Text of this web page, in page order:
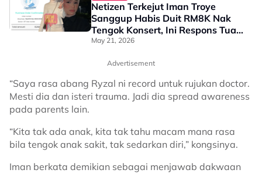
Netizen Terkejut Iman Troye
Sanggup Habis Duit RM8K Nak
Tengok Konsert, Ini Respons Tuan
Badan - “Ini Tiket Untuk…”
May 21, 2026
Advertisement
“Saya rasa abang Ryzal ni record untuk rujukan doctor.
Mesti dia dan isteri trauma. Jadi dia spread awareness
pada parents lain.
“Kita tak ada anak, kita tak tahu macam mana rasa
bila tengok anak sakit, tak sedarkan diri,” kongsinya.
Iman berkata demikian sebagai menjawab dakwaan